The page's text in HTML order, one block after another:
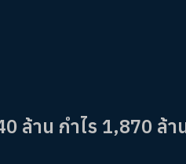
ล้าน กำไร 1,870 ล้า